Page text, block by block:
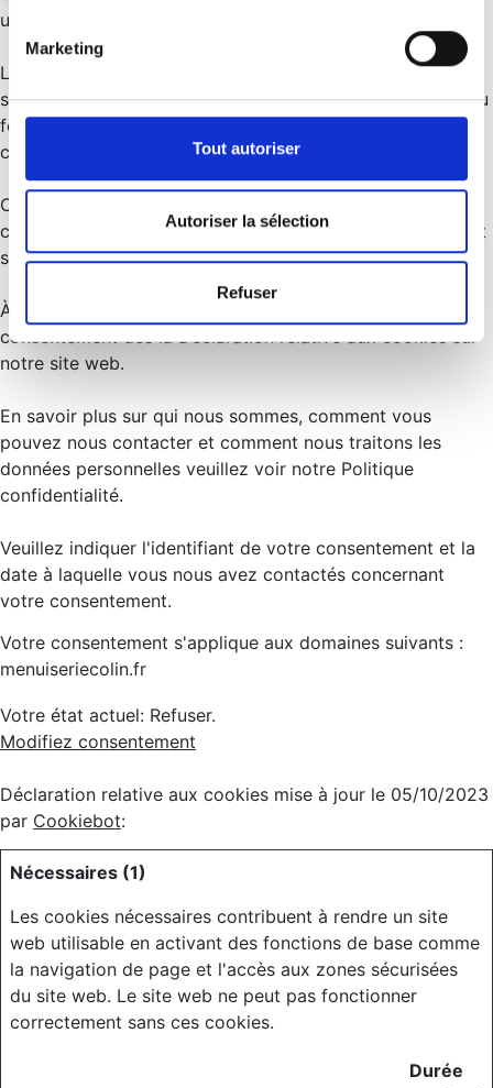
Marketing
Tout autoriser
Autoriser la sélection
Refuser
utilisateur plus efficace.
La loi stipule que nous ne pouvons stocker des cookies
sur votre appareil que s’ils sont strictement nécessaires au
fonctionnement de ce site. Pour tous les autres types de
cookies, nous avons besoin de votre permission.
Ce site utilise différents types de cookies. Certains
cookies sont placés par les services tiers qui apparaissent
sur nos pages.
À tout moment, vous pouvez modifier ou retirer votre
consentement dès la Déclaration relative aux cookies sur
notre site web.
En savoir plus sur qui nous sommes, comment vous
pouvez nous contacter et comment nous traitons les
données personnelles veuillez voir notre Politique
confidentialité.
Veuillez indiquer l'identifiant de votre consentement et la
date à laquelle vous nous avez contactés concernant
votre consentement.
Votre consentement s'applique aux domaines suivants :
menuiseriecolin.fr
Votre état ​​actuel: Refuser.
Modifiez consentement
Déclaration relative aux cookies mise à jour le 05/10/2023
par Cookiebot:
Nécessaires (1)
Les cookies nécessaires contribuent à rendre un site
web utilisable en activant des fonctions de base comme
la navigation de page et l'accès aux zones sécurisées
du site web. Le site web ne peut pas fonctionner
correctement sans ces cookies.
Durée